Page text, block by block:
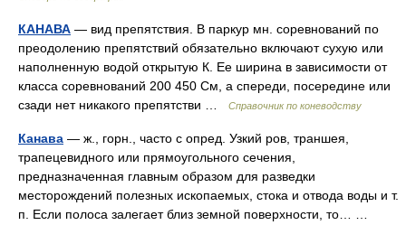
КАНАВА — вид препятствия. В паркур мн. соревнований по
преодолению препятствий обязательно включают сухую или
наполненную водой открытую К. Ее ширина в зависимости от
класса соревнований 200 450 См, а спереди, посередине или
сзади нет никакого препятстви …
Справочник по коневодству
Канава — ж., горн., часто с опред. Узкий ров, траншея,
трапецевидного или прямоугольного сечения,
предназначенная главным образом для разведки
месторождений полезных ископаемых, стока и отвода воды и т.
п. Если полоса залегает близ земной поверхности, то… …